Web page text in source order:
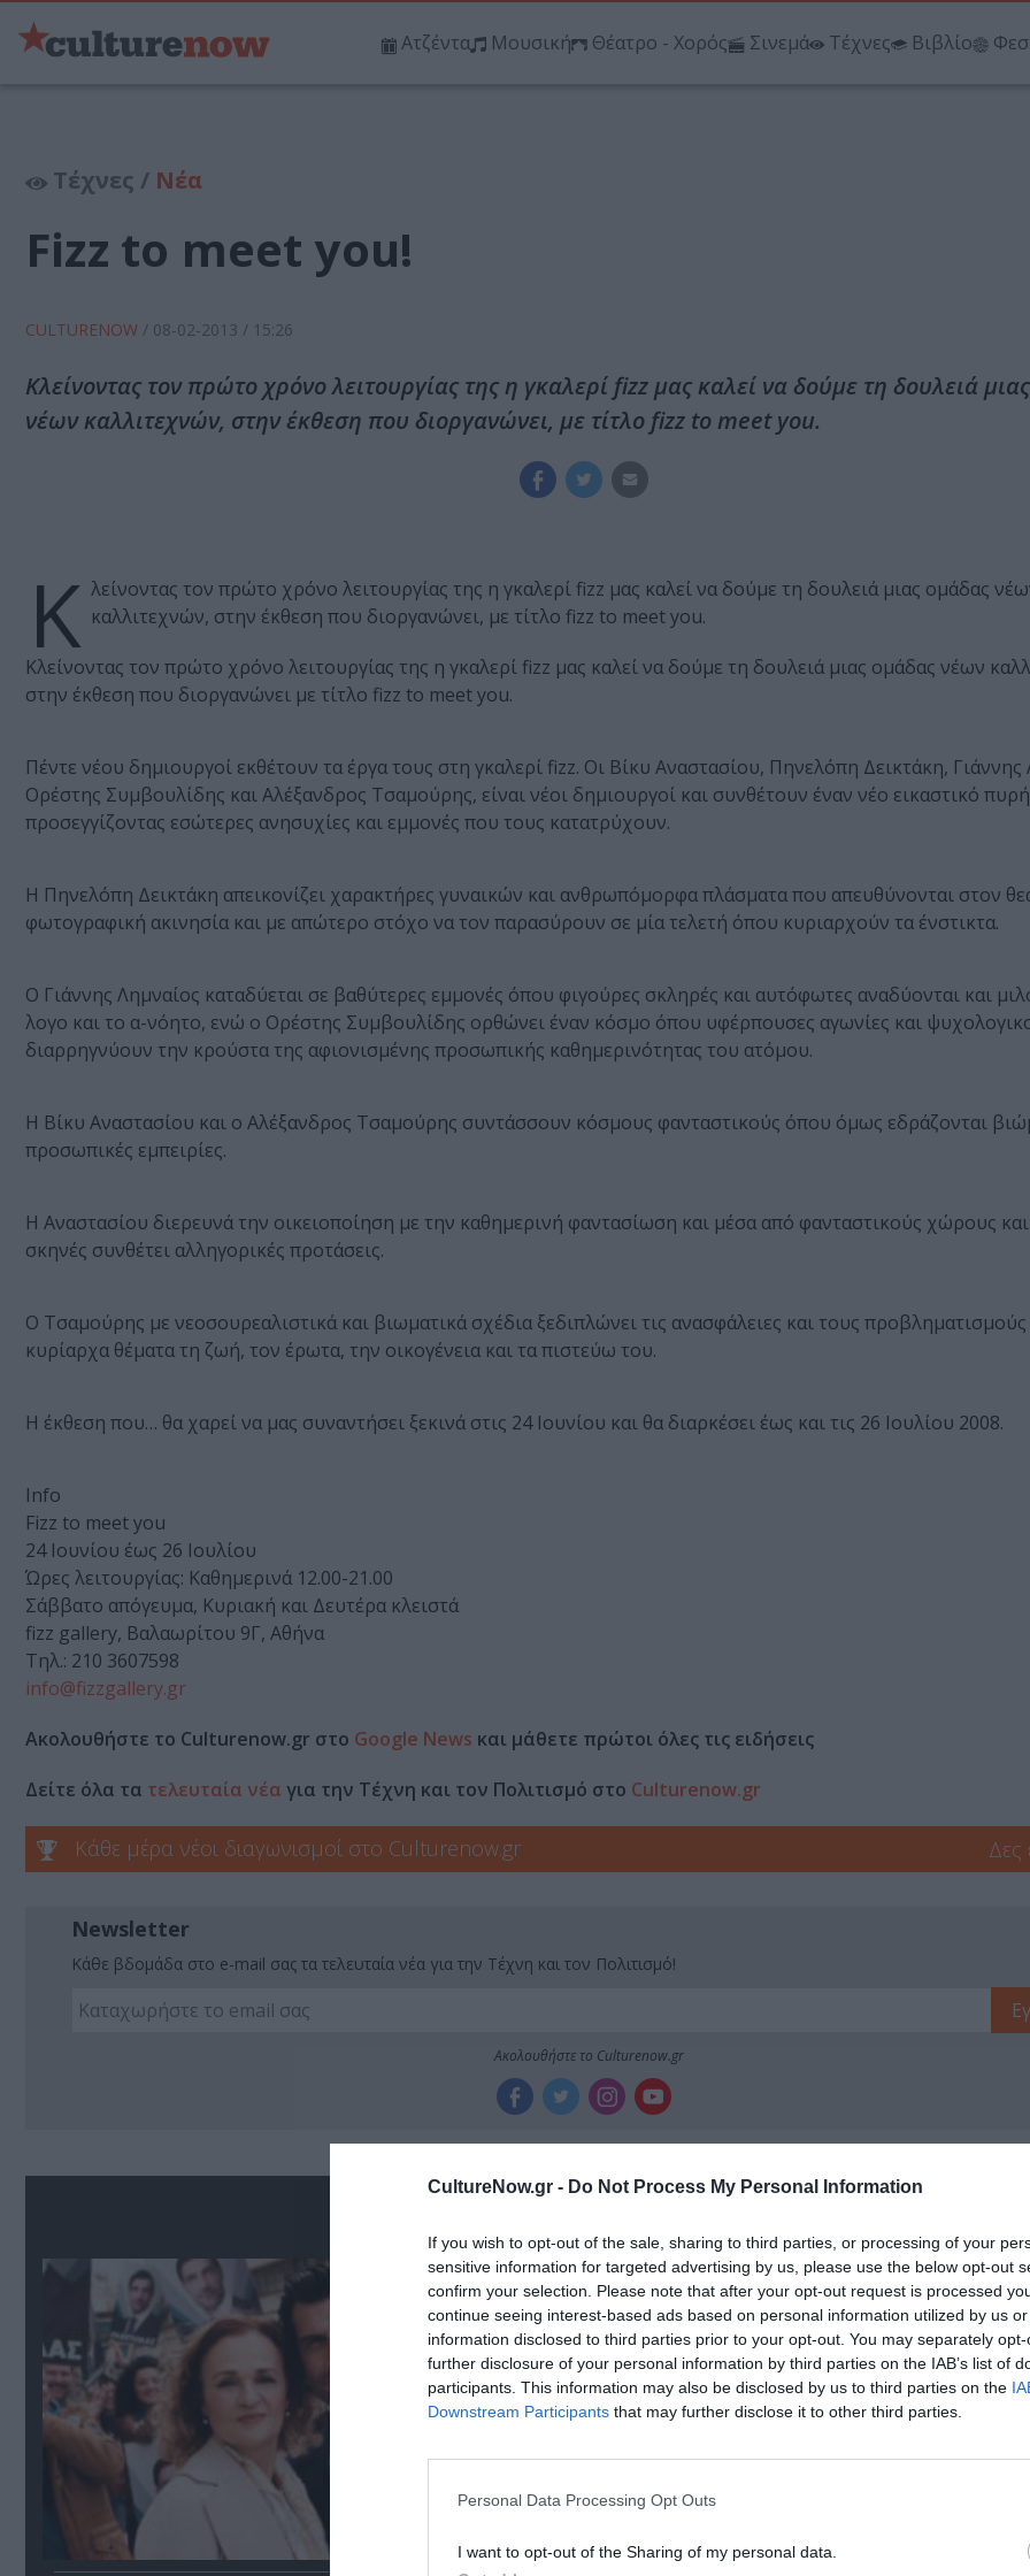
CultureNow.gr - Do Not Process My Personal Information
If you wish to opt-out of the sale, sharing to third parties, or processing of your
sensitive information for targeted advertising by us, please use the below opt-out
confirm your selection. Please note that after your opt-out request is processed
continue seeing interest-based ads based on personal information utilized by us
information disclosed to third parties prior to your opt-out. You may separately
further disclosure of your personal information by third parties on the IAB’s list of
participants. This information may also be disclosed by us to third parties on the
Downstream Participants that may further disclose it to other third parties.
Personal Data Processing Opt Outs
I want to opt-out of the Sharing of my personal data.
Ατζέντα Μουσική Θέατρο - Χορός Σινεμά Τέχνες Βιβλίο
Τέχνες / Νέα
Fizz to meet you!
CULTURENOW / 08-02-2013 / 15:26
Κλείνοντας τον πρώτο χρόνο λειτουργίας της η γκαλερί fizz μας καλεί να δούμε τη δουλειά
νέων καλλιτεχνών, στην έκθεση που διοργανώνει, με τίτλο fizz to meet you.
Κ λείνοντας τον πρώτο χρόνο λειτουργίας της η γκαλερί fizz μας καλεί να δούμε τη δουλειά μιας ομάδας
καλλιτεχνών, στην έκθεση που διοργανώνει, με τίτλο fizz to meet you.
Κλείνοντας τον πρώτο χρόνο λειτουργίας της η γκαλερί fizz μας καλεί να δούμε τη δουλειά μιας ομάδας νέων
στην έκθεση που διοργανώνει με τίτλο fizz to meet you.
Πέντε νέου δημιουργοί εκθέτουν τα έργα τους στη γκαλερί fizz. Οι Βίκυ Αναστασίου, Πηνελόπη Δεικτάκη, Γιάννης
Ορέστης Συμβουλίδης και Αλέξανδρος Τσαμούρης, είναι νέοι δημιουργοί και συνθέτουν έναν νέο εικαστικό
προσεγγίζοντας εσώτερες ανησυχίες και εμμονές που τους κατατρύχουν.
Η Πηνελόπη Δεικτάκη απεικονίζει χαρακτήρες γυναικών και ανθρωπόμορφα πλάσματα που απευθύνονται στον
φωτογραφική ακινησία και με απώτερο στόχο να τον παρασύρουν σε μία τελετή όπου κυριαρχούν τα ένστικτα.
Ο Γιάννης Λημναίος καταδύεται σε βαθύτερες εμμονές όπου φιγούρες σκληρές και αυτόφωτες αναδύονται και
λογο και το α-νόητο, ενώ ο Ορέστης Συμβουλίδης ορθώνει έναν κόσμο όπου υφέρπουσες αγωνίες και
διαρρηγνύουν την κρούστα της αφιονισμένης προσωπικής καθημερινότητας του ατόμου.
Η Βίκυ Αναστασίου και ο Αλέξανδρος Τσαμούρης συντάσσουν κόσμους φανταστικούς όπου όμως εδράζονται
προσωπικές εμπειρίες.
Η Αναστασίου διερευνά την οικειοποίηση με την καθημερινή φαντασίωση και μέσα από φανταστικούς χώρους και
σκηνές συνθέτει αλληγορικές προτάσεις.
Ο Τσαμούρης με νεοσουρεαλιστικά και βιωματικά σχέδια ξεδιπλώνει τις ανασφάλειες και τους
κυρίαρχα θέματα τη ζωή, τον έρωτα, την οικογένεια και τα πιστεύω του.
Η έκθεση που… θα χαρεί να μας συναντήσει ξεκινά στις 24 Ιουνίου και θα διαρκέσει έως και τις 26 Ιουλίου 2008.
Info
Fizz to meet you
24 Ιουνίου έως 26 Ιουλίου
Ώρες λειτουργίας: Καθημερινά 12.00-21.00
Σάββατο απόγευμα, Κυριακή και Δευτέρα κλειστά
fizz gallery, Βαλαωρίτου 9Γ, Αθήνα
Τηλ.: 210 3607598
info@fizzgallery.gr
Ακολουθήστε το Culturenow.gr στο Google News και μάθετε πρώτοι όλες τις ειδήσεις
Δείτε όλα τα τελευταία νέα για την Τέχνη και τον Πολιτισμό στο Culturenow.gr
Κάθε μέρα νέοι διαγωνισμοί στο Culturenow.gr Δες
Newsletter
Κάθε βδομάδα στο e-mail σας τα τελευταία νέα για την Τέχνη και τον Πολιτισμό!
Ακολουθήστε το Culturenow.gr